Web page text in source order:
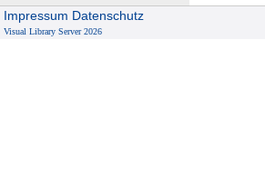
Impressum Datenschutz
Visual Library Server 2026